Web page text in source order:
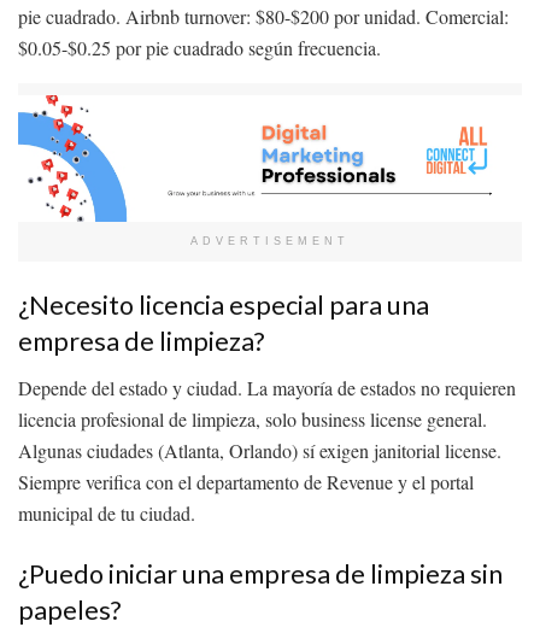
pie cuadrado. Airbnb turnover: $80-$200 por unidad. Comercial:
$0.05-$0.25 por pie cuadrado según frecuencia.
ADVERTISEMENT
¿Necesito licencia especial para una
empresa de limpieza?
Depende del estado y ciudad. La mayoría de estados no requieren
licencia profesional de limpieza, solo business license general.
Algunas ciudades (Atlanta, Orlando) sí exigen janitorial license.
Siempre verifica con el departamento de Revenue y el portal
municipal de tu ciudad.
¿Puedo iniciar una empresa de limpieza sin
papeles?